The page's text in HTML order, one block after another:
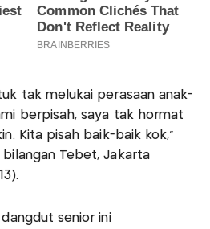
tak melukai perasaan anak-
berpisah, saya tak hormat
Kita pisah baik-baik kok,"
Tebet, Jakarta
senior ini